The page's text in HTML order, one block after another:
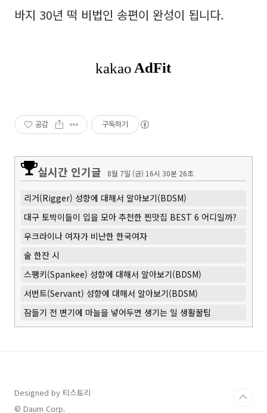
바지 30년 떡 비법인 송편이 완성이 됩니다.
공감 구독하기
실시간 인기글 8월 7일 (금) 16시 30분 27초
리거(Rigger) 성향에 대해서 알아보기(BDSM)
대구 토박이들이 입을 모아 추천한 찐맛집 BEST 6 어디일까?
우크라이나 여자가 비난한 한국여자
술 한잔 시
스팽키(Spankee) 성향에 대해서 알아보기(BDSM)
서번트(Servant) 성향에 대해서 알아보기(BDSM)
잠들기 전 변기에 마늘을 넣어두면 생기는 일 생활꿀팁
Designed by 티스토리
© Daum Corp.